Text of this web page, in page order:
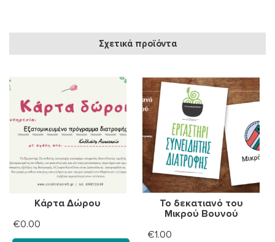
Σχετικά προϊόντα
Κάρτα Δώρου
€0.00
Το δεκατιανό του
Μικρού Βουνού
€1.00